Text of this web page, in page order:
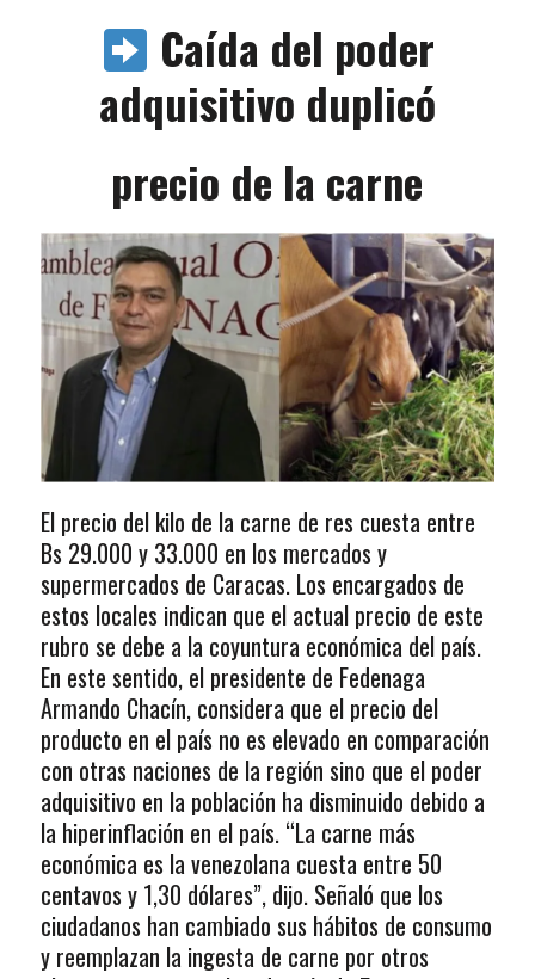
Caída del poder
adquisitivo duplicó
precio de la carne
El precio del kilo de la carne de res cuesta entre
Bs 29.000 y 33.000 en los mercados y
supermercados de Caracas. Los encargados de
estos locales indican que el actual precio de este
rubro se debe a la coyuntura económica del país.
En este sentido, el presidente de Fedenaga
Armando Chacín, considera que el precio del
producto en el país no es elevado en comparación
con otras naciones de la región sino que el poder
adquisitivo en la población ha disminuido debido a
la hiperinflación en el país. “La carne más
económica es la venezolana cuesta entre 50
centavos y 1,30 dólares”, dijo. Señaló que los
ciudadanos han cambiado sus hábitos de consumo
y reemplazan la ingesta de carne por otros